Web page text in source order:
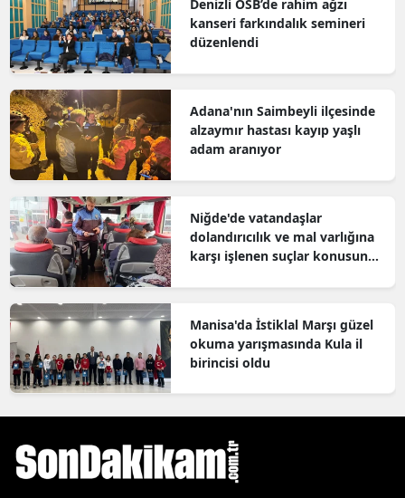
Denizli OSB’de rahim ağzı
kanseri farkındalık semineri
düzenlendi
Adana'nın Saimbeyli ilçesinde
alzaymır hastası kayıp yaşlı
adam aranıyor
Niğde'de vatandaşlar
dolandırıcılık ve mal varlığına
karşı işlenen suçlar konusunda
Manisa'da İstiklal Marşı güzel
okuma yarışmasında Kula il
birincisi oldu